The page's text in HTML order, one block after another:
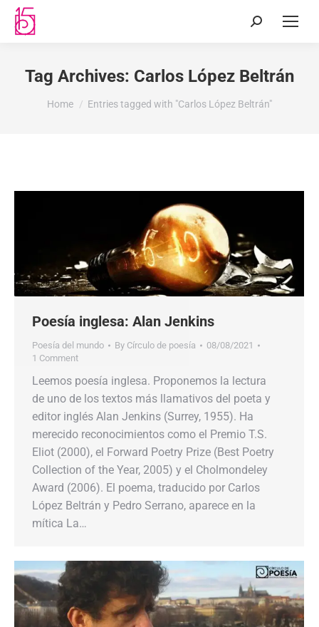
Tag Archives: Carlos López Beltrán
You are here:
Home Entries tagged with "Carlos López Beltrán"
Poesía inglesa: Alan Jenkins
Poesía del mundo By Círculo de poesía
08/08/2021
1 Comment
Leemos poesía inglesa. Proponemos la lectura
de uno de los textos más llamativos del poeta y
editor inglés Alan Jenkins (Surrey, 1955). Ha
merecido reconocimientos como el Premio T.S.
Eliot (2000), el Forward Poetry Prize (Best Poetry
Collection of the Year, 2005) y el Cholmondeley
Award (2006). El poema, traducido por Carlos
López Beltrán y Pedro Serrano, aparece en la
mítica La…